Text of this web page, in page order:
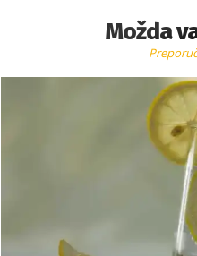
Možda